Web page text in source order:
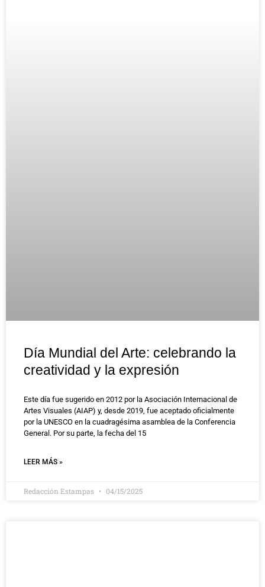
Día Mundial del Arte: celebrando la
creatividad y la expresión
Este día fue sugerido en 2012 por la Asociación Internacional de
Artes Visuales (AIAP) y, desde 2019, fue aceptado oficialmente
por la UNESCO en la cuadragésima asamblea de la Conferencia
General. Por su parte, la fecha del 15
LEER MÁS »
Redacción Estampas 04/15/2025